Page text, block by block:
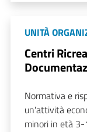
UNITÀ
Centri
Normativa e
un'attività
minori in età